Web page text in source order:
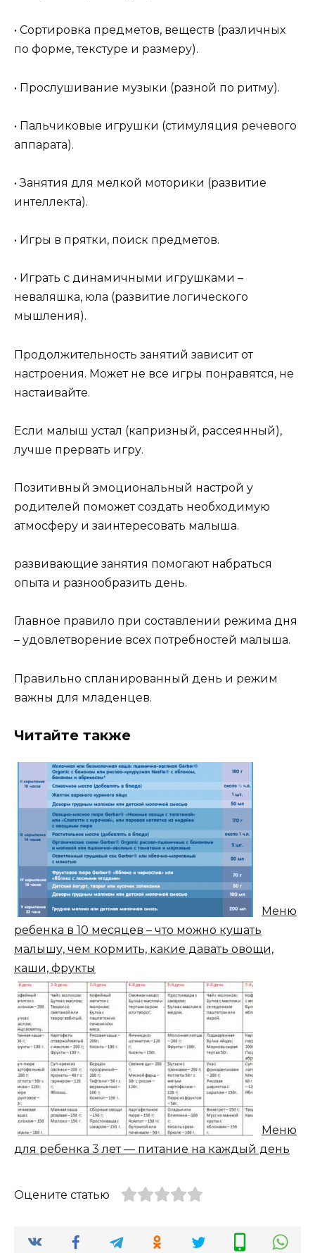
• Сортировка предметов, веществ (различных
по форме, текстуре и размеру).
• Прослушивание музыки (разной по ритму).
• Пальчиковые игрушки (стимуляция речевого
аппарата).
• Занятия для мелкой моторики (развитие
интеллекта).
• Игры в прятки, поиск предметов.
• Играть с динамичными игрушками –
неваляшка, юла (развитие логического
мышления).
Продолжительность занятий зависит от
настроения. Может не все игры понравятся, не
настаивайте.
Если малыш устал (капризный, рассеянный),
лучше прервать игру.
Позитивный эмоциональный настрой у
родителей поможет создать необходимую
атмосферу и заинтересовать малыша.
развивающие занятия помогают набраться
опыта и разнообразить день.
Главное правило при составлении режима дня
– удовлетворение всех потребностей малыша.
Правильно спланированный день и режим
важны для младенцев.
Читайте также
Меню
ребенка в 10 месяцев – что можно кушать
малышу, чем кормить, какие давать овощи,
каши, фрукты
Меню
для ребенка 3 лет — питание на каждый день
Оцените статью